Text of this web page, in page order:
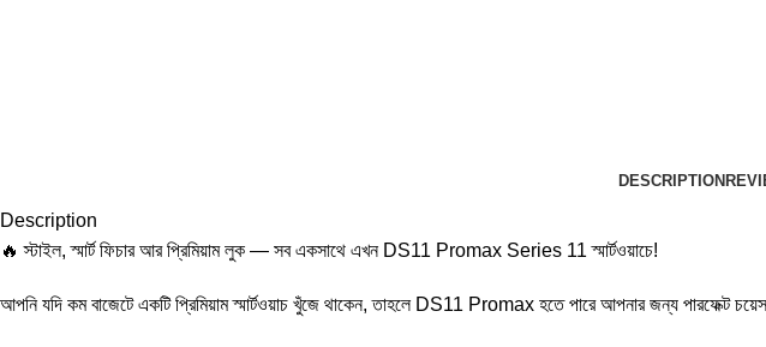
DESCRIPTION
Description
🔥 স্টাইল, স্মার্ট ফিচার আর প্রিমিয়াম লুক — সব একসাথে এখন DS11 Promax Series 11 স্মার্টওয়াচে!
আপনি যদি কম বাজেটে একটি প্রিমিয়াম স্মার্টওয়াচ খুঁজে থাকেন, তাহলে DS11 Promax হতে পারে আপনার জন্য পারফেক্ট